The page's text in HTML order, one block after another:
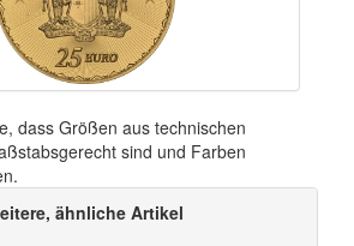
dass Größen aus technischen
sind und Farben
ähnliche Artikel